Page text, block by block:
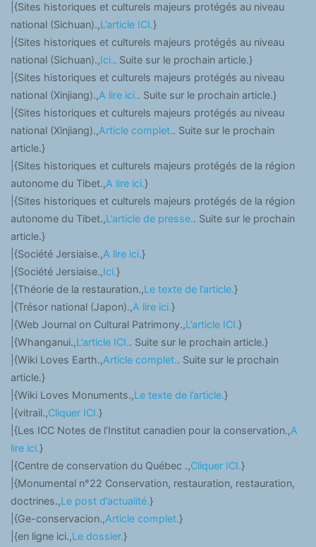
|{Sites historiques et culturels majeurs protégés au niveau
national (Sichuan).,L’article ICI.}
|{Sites historiques et culturels majeurs protégés au niveau
national (Sichuan).,Ici.. Suite sur le prochain article.}
|{Sites historiques et culturels majeurs protégés au niveau
national (Xinjiang).,A lire ici.. Suite sur le prochain article.}
|{Sites historiques et culturels majeurs protégés au niveau
national (Xinjiang).,Article complet.. Suite sur le prochain
article.}
|{Sites historiques et culturels majeurs protégés de la région
autonome du Tibet.,A lire ici.}
|{Sites historiques et culturels majeurs protégés de la région
autonome du Tibet.,L’article de presse.. Suite sur le prochain
article.}
|{Société Jersiaise.,A lire ici.}
|{Société Jersiaise.,Ici.}
|{Théorie de la restauration.,Le texte de l’article.}
|{Trésor national (Japon).,A lire ici.}
|{Web Journal on Cultural Patrimony.,L’article ICI.}
|{Whanganui.,L’article ICI.. Suite sur le prochain article.}
|{Wiki Loves Earth.,Article complet.. Suite sur le prochain
article.}
|{Wiki Loves Monuments.,Le texte de l’article.}
|{vitrail.,Cliquer ICI.}
|{Les ICC Notes de l’Institut canadien pour la conservation.,A
lire ici.}
|{Centre de conservation du Québec .,Cliquer ICI.}
|{Monumental n°22 Conservation, restauration, restauration,
doctrines.,Le post d’actualité.}
|{Ge-conservacion.,Article complet.}
|{en ligne ici.,Le dossier.}